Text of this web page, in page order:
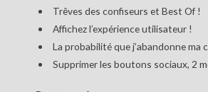
Trêves des confiseurs et Best Of !
Affichez l’expérience utilisateur !
La probabilité que j’abandonne ma
Supprimer les boutons sociaux, 2